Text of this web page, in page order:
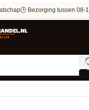
🕒 Bezorging tussen 08-